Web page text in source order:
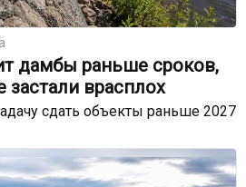
дамбы раньше сроков,
врасплох
сдать объекты раньше 2027